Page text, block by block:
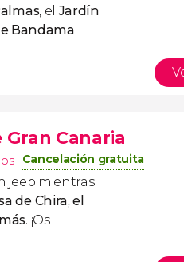
, elJardín
Bandama.
Canaria
Cancelación gratuita
jeep mientras
de Chira, el
. ¡Os